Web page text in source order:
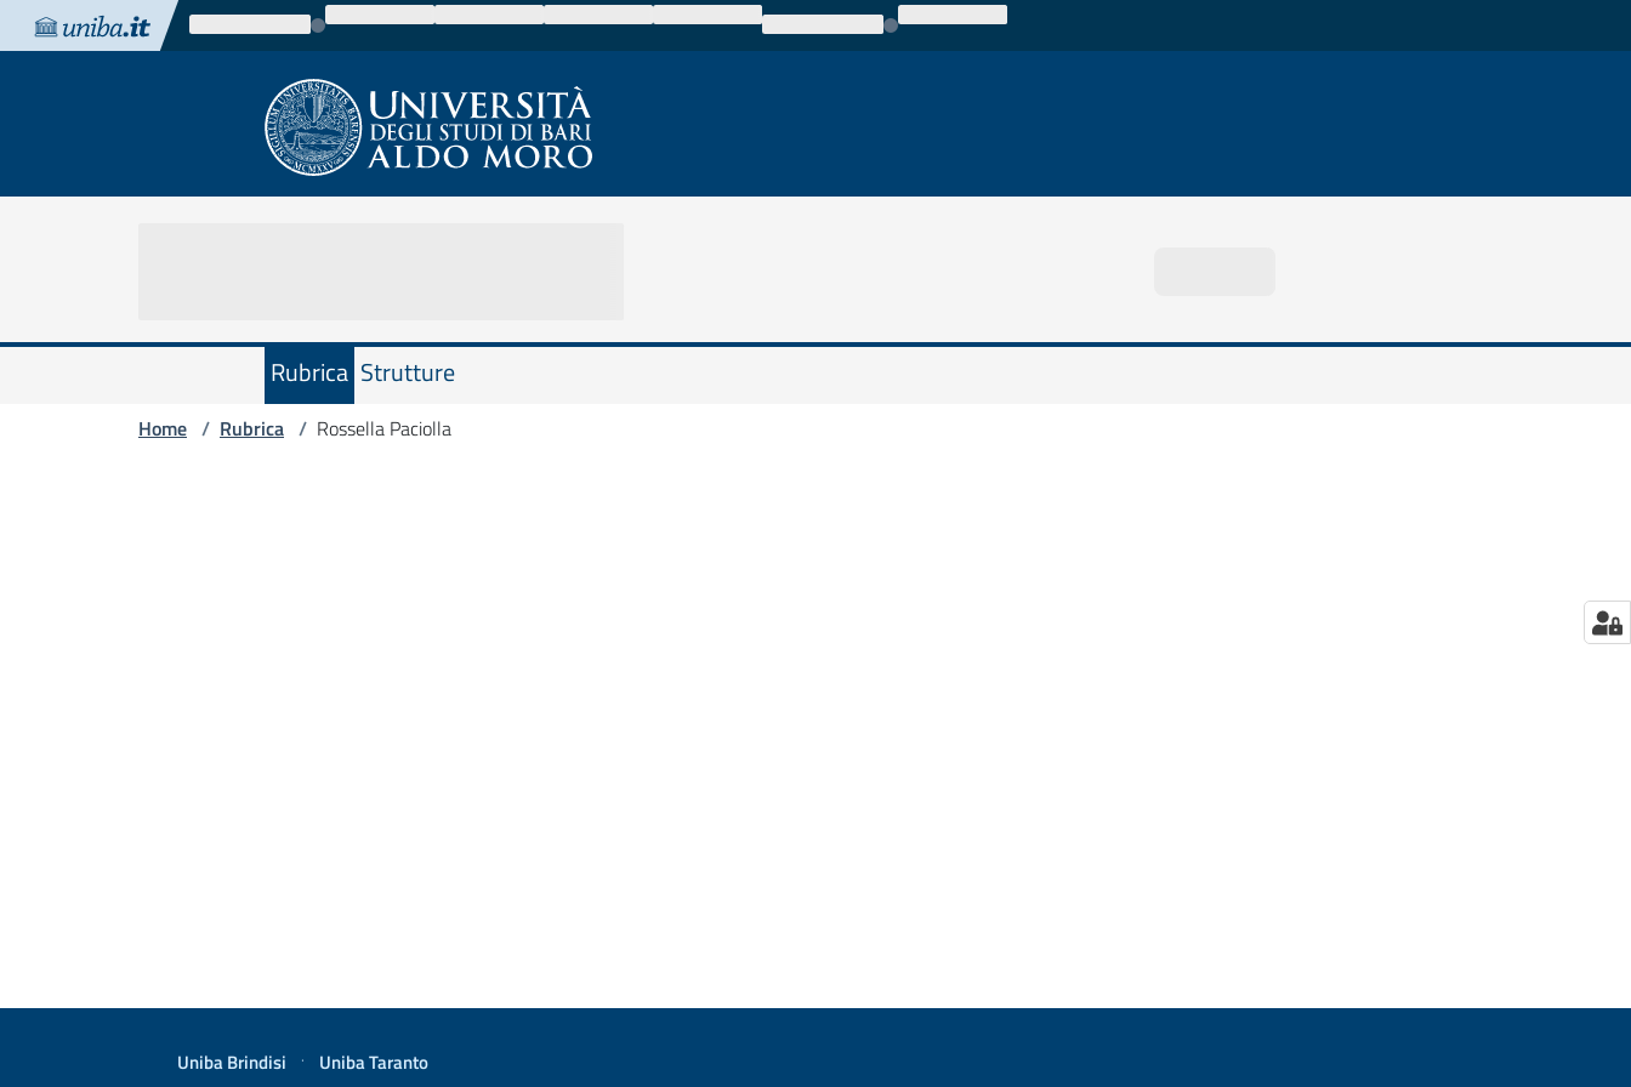
Vai al contenuto
Vai alla navigazione
Vai al footer
Rubrica Strutture
Home / Rubrica / Rossella Paciolla
Uniba Brindisi · Uniba Taranto